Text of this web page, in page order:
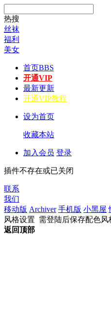
热搜
丝袜
福利
美女
首页BBS
开通VIP
最新更新
开通VIP教程
设为首页
收藏本站
加入会员 登录
插件不存在或已关闭
联系
我们
移动版 Archiver 手机版 小黑屋
风格设置 需登陆后保存配色风
返回顶部